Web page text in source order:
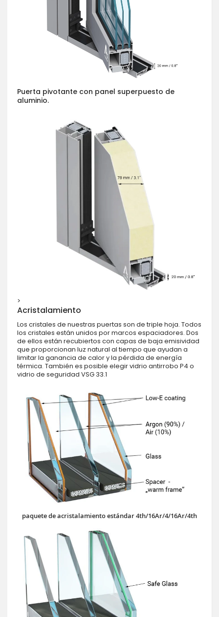
Puerta pivotante con panel superpuesto de
aluminio.
>
Acristalamiento
Los cristales de nuestras puertas son de triple hoja. Todos
los cristales están unidos por marcos espaciadores. Dos
de ellos están recubiertos con capas de baja emisividad
que proporcionan luz natural al tiempo que ayudan a
limitar la ganancia de calor y la pérdida de energía
térmica. También es posible elegir vidrio antirrobo P4 o
vidrio de seguridad VSG 33.1
paquete de acristalamiento estándar 4th/16Ar/4/16Ar/4th